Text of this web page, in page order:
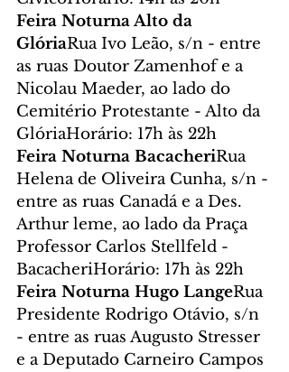
Feira Noturna Alto da
GlóriaRua Ivo Leão, s/n - entre
as ruas Doutor Zamenhof e a
Nicolau Maeder, ao lado do
Cemitério Protestante - Alto da
GlóriaHorário: 17h às 22h
Feira Noturna BacacheriRua
Helena de Oliveira Cunha, s/n -
entre as ruas Canadá e a Des.
Arthur leme, ao lado da Praça
Professor Carlos Stellfeld -
BacacheriHorário: 17h às 22h
Feira Noturna Hugo LangeRua
Presidente Rodrigo Otávio, s/n
- entre as ruas Augusto Stresser
e a Deputado Carneiro Campos